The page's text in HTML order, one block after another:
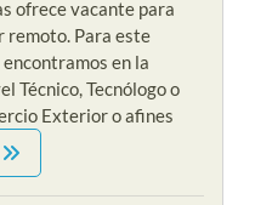
ofrece vacante para
remoto. Para este
en la
Técnico, Tecnólogo o
Exterior o afines